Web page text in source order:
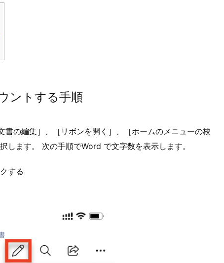
ントする手順
の編集］、［リボンを開く］、［ホームのメニューの校
します。 次の手順でWord で文字数を表示します。
する